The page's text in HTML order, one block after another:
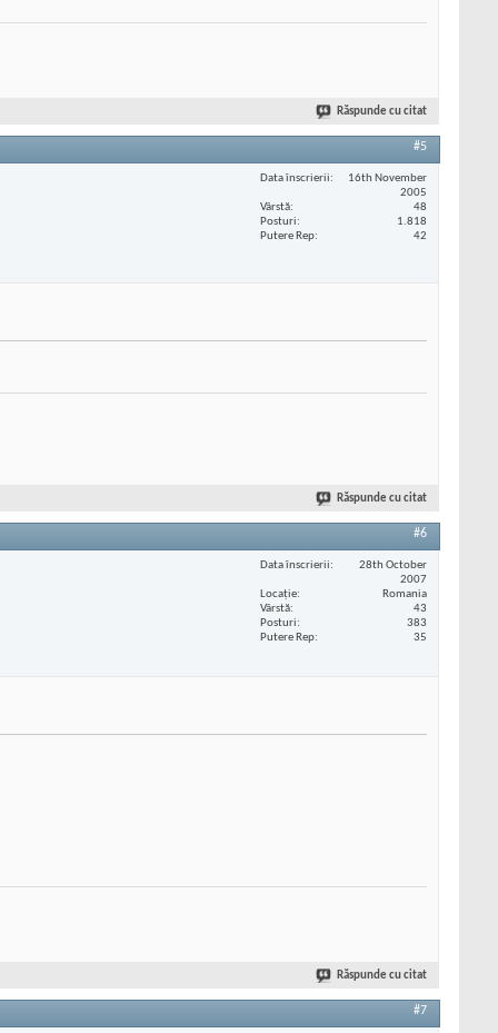
Răspunde cu citat
#5
Data înscrierii
16th November
2005
Vârstă
48
Posturi
1.818
Putere Rep
42
Răspunde cu citat
#6
Data înscrierii
28th October
2007
Locaţie
Romania
Vârstă
43
Posturi
383
Putere Rep
35
Răspunde cu citat
#7